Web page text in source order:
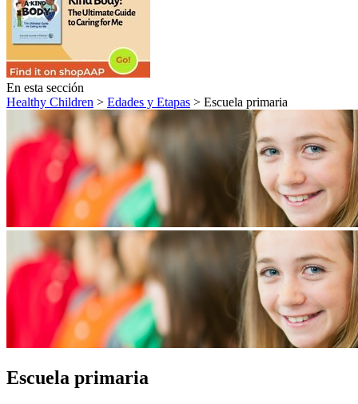
En esta sección
Healthy Children > Edades y Etapas > Escuela primaria
Escuela primaria